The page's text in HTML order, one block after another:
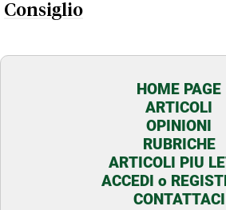
Consiglio
HOME PAGE
ARTICOLI
OPINIONI
RUBRICHE
ARTICOLI PIU
ACCEDI o
CONTATTACI